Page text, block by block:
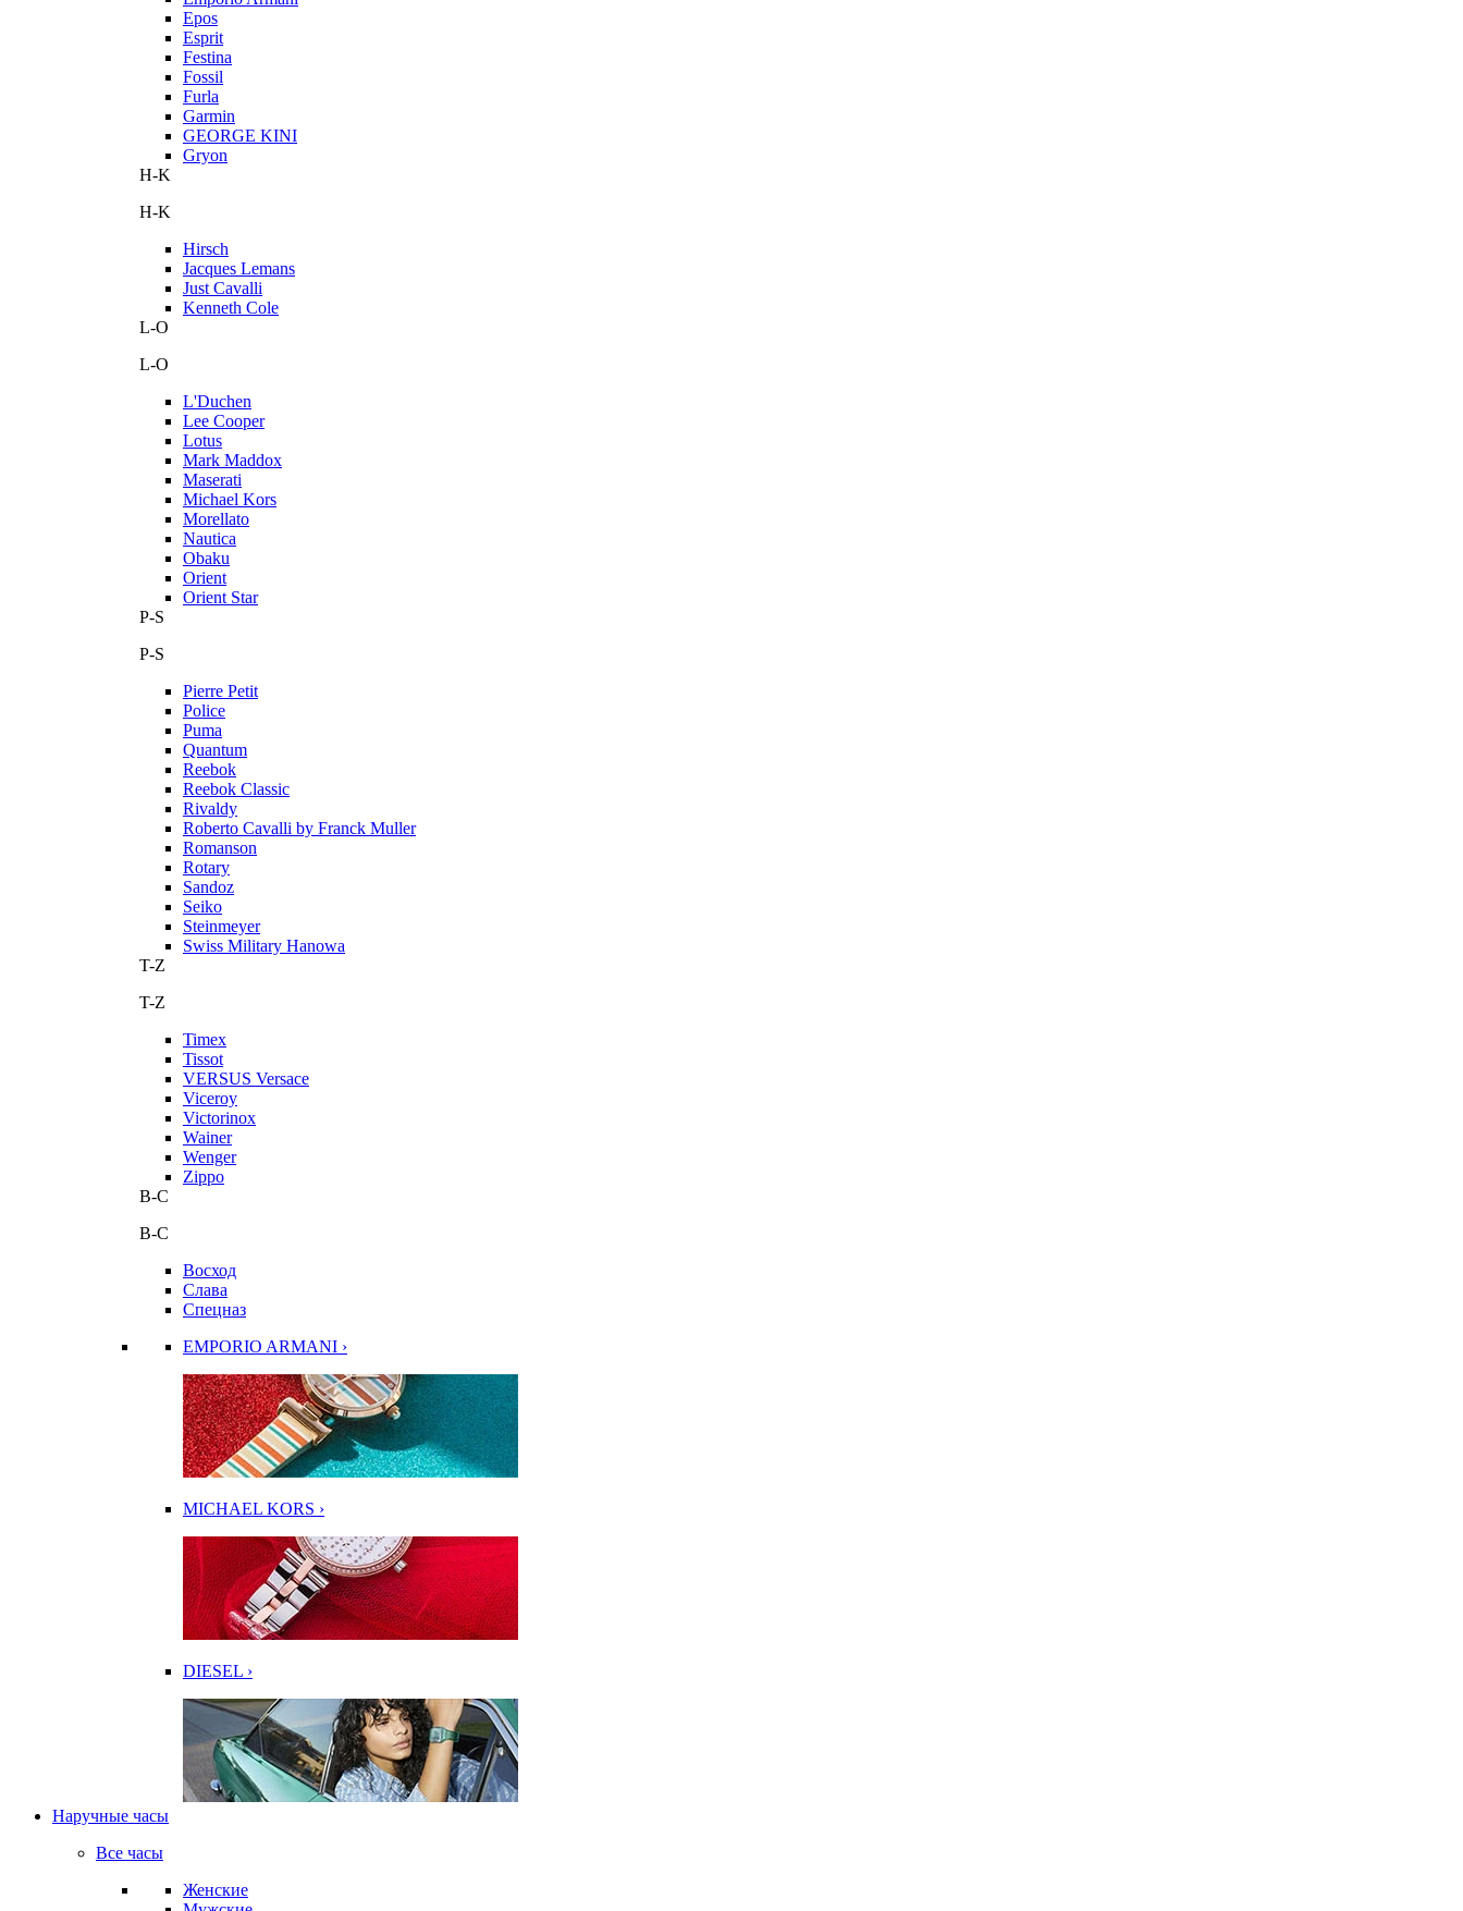
Epos
Esprit
Festina
Fossil
Furla
Garmin
GEORGE KINI
Gryon
H-K
H-K
Hirsch
Jacques Lemans
Just Cavalli
Kenneth Cole
L-O
L-O
L'Duchen
Lee Cooper
Lotus
Mark Maddox
Maserati
Michael Kors
Morellato
Nautica
Obaku
Orient
Orient Star
P-S
P-S
Pierre Petit
Police
Puma
Quantum
Reebok
Reebok Classic
Rivaldy
Roberto Cavalli by Franck Muller
Romanson
Rotary
Sandoz
Seiko
Steinmeyer
Swiss Military Hanowa
T-Z
T-Z
Timex
Tissot
VERSUS Versace
Viceroy
Victorinox
Wainer
Wenger
Zippo
В-С
В-С
Восход
Слава
Спецназ
EMPORIO ARMANI ›
MICHAEL KORS ›
DIESEL ›
Наручные часы
Все часы
Женские